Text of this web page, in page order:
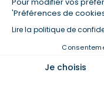
'Préférences de
Lire la politique de
Je choisis
régionales, organismes de
Mutuelles, compagnies et
votre demande.
(6) Banques de réseau,
régionales, organismes